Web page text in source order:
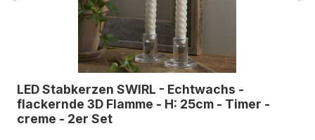
LED Stabkerzen SWIRL - Echtwachs -
flackernde 3D Flamme - H: 25cm - Timer -
creme - 2er Set